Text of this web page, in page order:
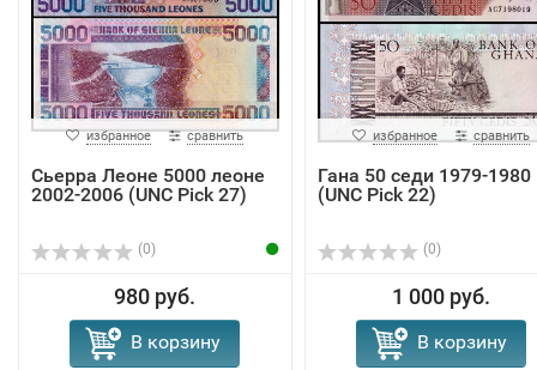
избранное сравнить
Сьерра Леоне 5000 леоне
2002-2006 (UNC Pick 27)
(0)
980 руб.
В корзину
избранное сравнить
Гана 50 седи 1979-1980
(UNC Pick 22)
(0)
1 000 руб.
В корзину